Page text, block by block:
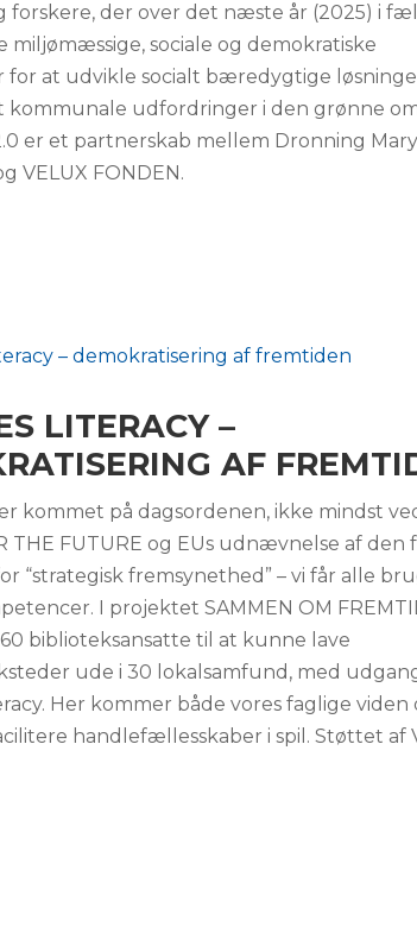
forskere, der over det næste år (2025) i
sociale og demokratiske
at udvikle socialt bæredygtige
kommunale udfordringer i den grønne
er et partnerskab mellem Dronning Mary
VELUX FONDEN.
LITERACY –
AF
kommet på dagsordenen, ikke mindst
THE FUTURE og EUs udnævnelse af den
“strategisk fremsynethed” – vi får alle
I projektet SAMMEN OM
biblioteksansatte til at kunne lave
ude i 30 lokalsamfund, med
Her kommer både vores faglige viden
handlefællesskaber i spil. Støttet af